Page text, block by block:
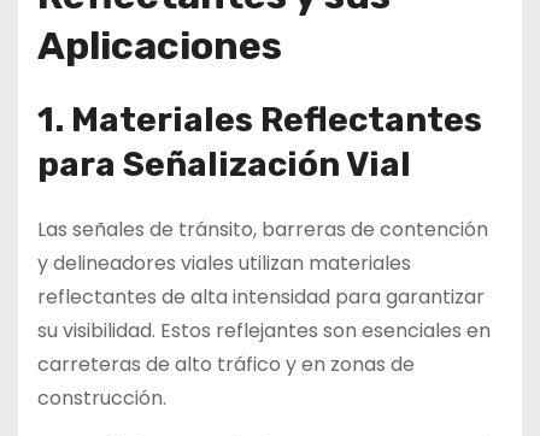
Aplicaciones
1. Materiales Reflectantes
para Señalización Vial
Las señales de tránsito, barreras de contención
y delineadores viales utilizan materiales
reflectantes de alta intensidad para garantizar
su visibilidad. Estos reflejantes son esenciales en
carreteras de alto tráfico y en zonas de
construcción.